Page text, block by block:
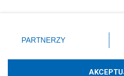
zmienić/wycofać klikając
znajdujący się w lewym dolnym
rodzaje przetwarzania danych
użytkownika, ale masz prawo
PARTNERZY